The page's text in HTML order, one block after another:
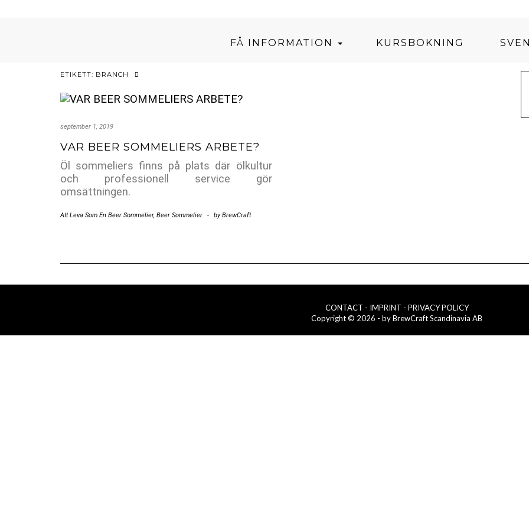
FÅ INFORMATION KURSBOKNING
ETIKETT: BRANCH
september 1, 2019
VAR BEER SOMMELIERS ARBETE?
Öl sommeliers finns på plats där ölkultur
och professionell service gör
omsättningen.
Att Leva Som En Beer Sommelier, Beer Sommelier - byBrewCraft
CONTACT - IMPRINT - PRIVACY POLICY
Copyright © 2026 - by BrewCraft Scandinavia AB